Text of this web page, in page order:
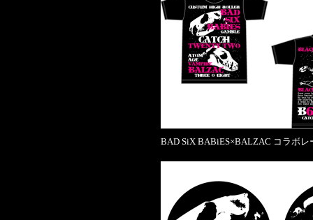
BAD SiX BABiES×BALZAC コラボレ